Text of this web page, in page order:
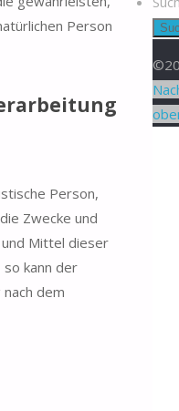
Person
Person,
Zwecke und
Mittel dieser
kann der
dem